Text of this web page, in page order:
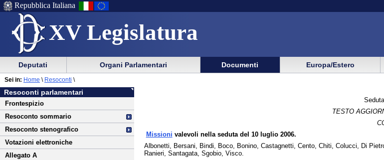
XV Legislatura
Menu
di
ausilio
alla
navigazione
Menu
di
navigazione
principale
Repubblica Italiana
Menu
di
navigazione
principale
menu
di
sezione
Deputati Organi Parlamentari Documenti Europa/Estero
Vai
al
contenuto
Resoconti parlamentari
Frontespizio
Resoconto sommario
Resoconto stenografico
Votazioni elettroniche
Allegato A
Sei in: Home \ Resoconti \
TESTO
Missioni valevoli nella seduta del 10 luglio 2006.
Albonetti, Bersani, Bindi, Boco, Bonino, Castagnetti, Cento, Chiti, Colucci, Di
Ranieri, Santagata, Sgobio, Visco.